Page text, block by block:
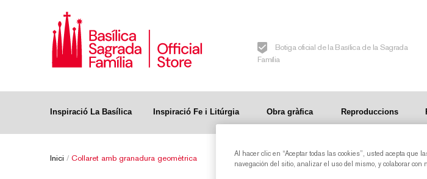
Botiga oficial de la Basílica de la Sagrada
Família
Inspiració La Basílica Inspiració Fe i Litúrgia Obra gràfica Reproduccions
Inici / Collaret amb granadura geomètrica
Al hacer clic en “Aceptar todas las cookies”, usted acepta que
navegación del sitio, analizar el uso del mismo, y colaborar